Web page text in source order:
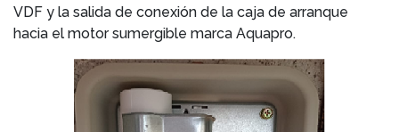
VDF y la salida de conexión de la caja de arranque
hacia el motor sumergible marca Aquapro.